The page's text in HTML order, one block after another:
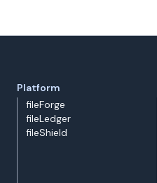
Platform
fileForge
fileLedger
fileShield